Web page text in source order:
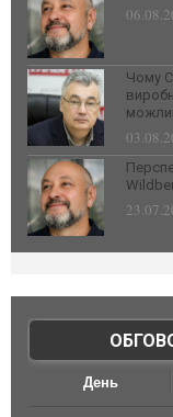
Чому
День